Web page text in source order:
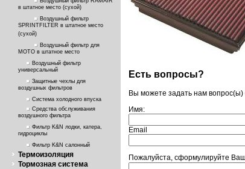
в штатное место (сухой)
Воздушный фильтр
SPRINTFILTER в штатное место
(сухой)
Воздушный фильтр для
МОТО в штатное место
Воздушный фильтр
универсальный
Защитные чехлы для
воздушных фильтров
Система холодного впуска
Средства обслуживания
воздушного фильтра
Фильтр K&N лодки, катера,
гидроциклы
Фильтр K&N салонный
Термоизоляция
Тормозная система
Есть вопросы?
Вы можете задать нам
Имя:
Email
Пожалуйста, сформулируйте